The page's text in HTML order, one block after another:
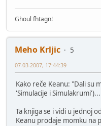
Ghoul fhtagn!
Meho Krljic
5
07-03-2007, 17:44:39
Kako reče Keanu: "Dali su
'Simulacije i
Ta knjiga se i vidi u jednoj
Keanu prodaje momku na